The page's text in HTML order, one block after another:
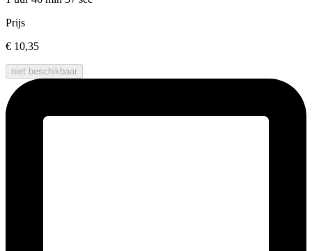
Prijs
€ 10,35
niet beschikbaar